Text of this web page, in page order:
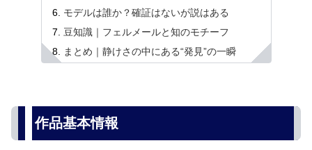
モデルは誰か？確証はないが説はある
豆知識｜フェルメールと知のモチーフ
まとめ｜静けさの中にある“発見”の一瞬
作品基本情報